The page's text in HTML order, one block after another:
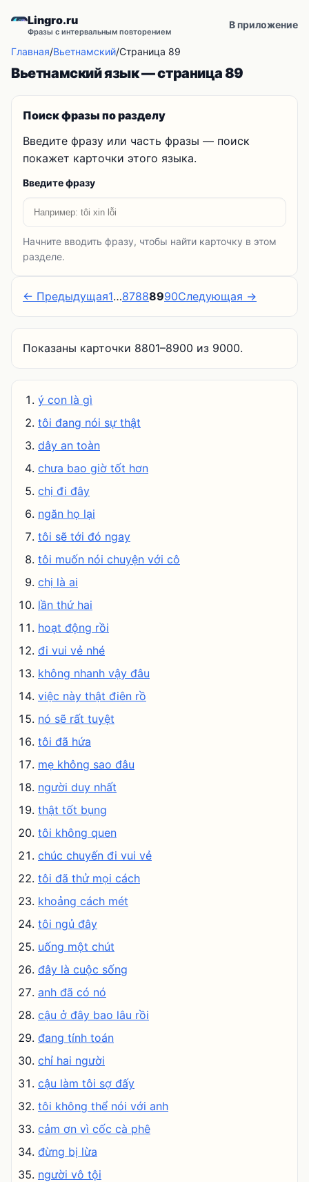
Lingro.ru
Фразы с интервальным повторением
В приложение
Главная/Вьетнамский/Страница 89
Вьетнамский язык — страница 89
Поиск фразы по разделу
Введите фразу или часть фразы — поиск
покажет карточки этого языка.
Введите фразу
Начните вводить фразу, чтобы найти карточку в этом
разделе.
← Предыдущая1…87888990Следующая →
Показаны карточки 8801–8900 из 9000.
ý con là gì
tôi đang nói sự thật
dây an toàn
chưa bao giờ tốt hơn
chị đi đây
ngăn họ lại
tôi sẽ tới đó ngay
tôi muốn nói chuyện với cô
chị là ai
lần thứ hai
hoạt động rồi
đi vui vẻ nhé
không nhanh vậy đâu
việc này thật điên rồ
nó sẽ rất tuyệt
tôi đã hứa
mẹ không sao đâu
người duy nhất
thật tốt bụng
tôi không quen
chúc chuyến đi vui vẻ
tôi đã thử mọi cách
khoảng cách mét
tôi ngủ đây
uống một chút
đây là cuộc sống
anh đã có nó
cậu ở đây bao lâu rồi
đang tính toán
chỉ hai người
cậu làm tôi sợ đấy
tôi không thể nói với anh
cảm ơn vì cốc cà phê
đừng bị lừa
người vô tội